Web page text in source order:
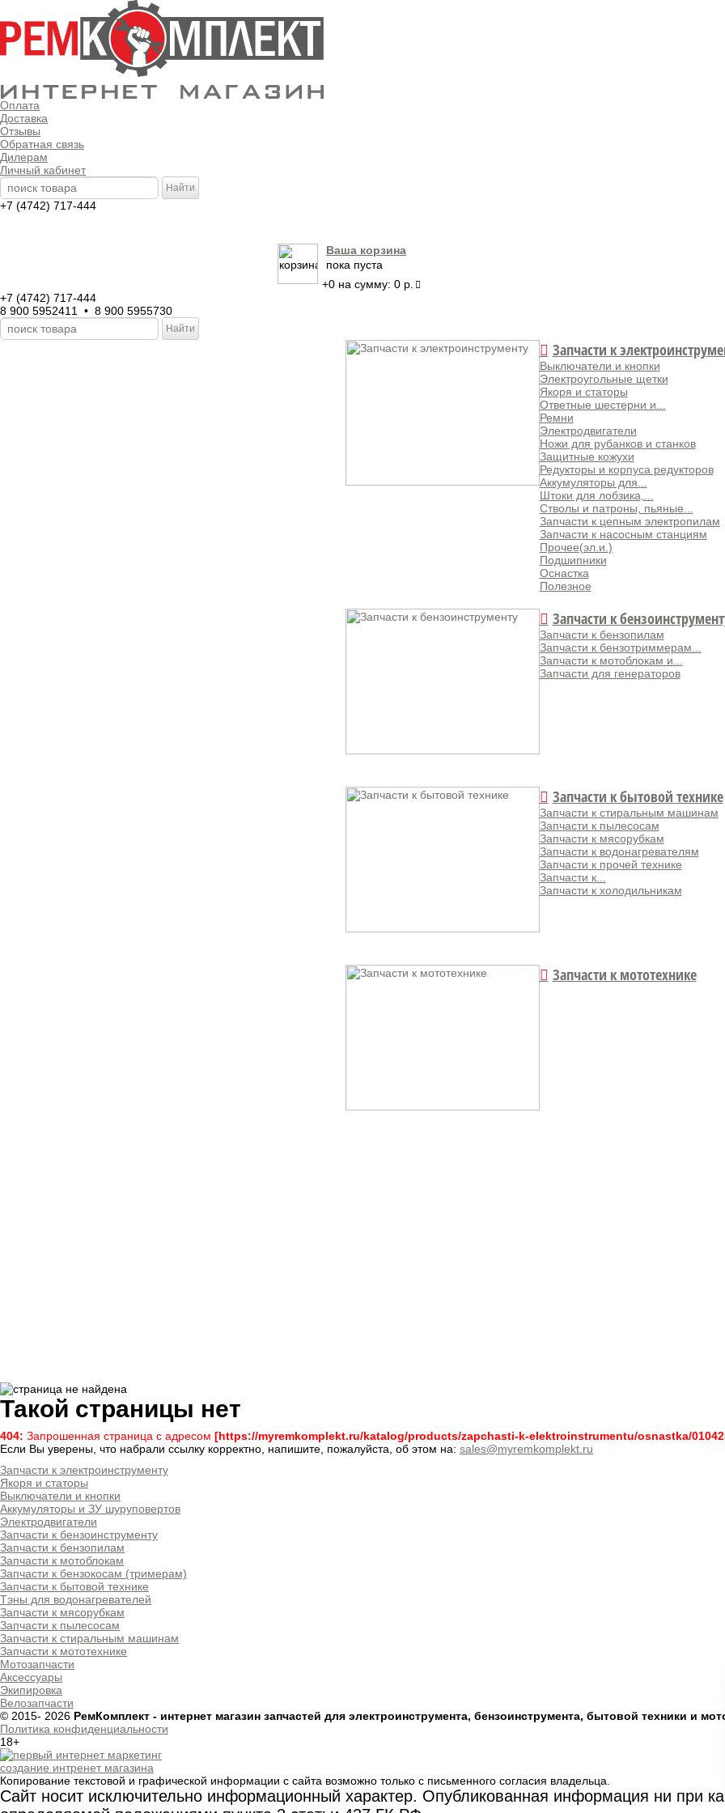
Оплата
Доставка
Отзывы
Обратная связь
Дилерам
Личный кабинет
+7 (4742) 717-444
Ваша корзина
пока пуста
+0 на сумму: 0 р.
+7 (4742) 717-444
8 900 5952411 • 8 900 5955730
Запчасти к
Выключатели и кнопки
Электроугольные щетки
Якоря и статоры
Ответные шестерни и...
Ремни
Электродвигатели
Ножи для рубанков и станков
Защитные кожухи
Редукторы и корпуса редукторов
Аккумуляторы для...
Штоки для лобзика,...
Стволы и патроны, пьяные...
Запчасти к цепным электропилам
Запчасти к насосным станциям
Прочее(эл.и.)
Подшипники
Оснастка
Полезное
Запчасти к
Запчасти к бензопилам
Запчасти к бензотриммерам...
Запчасти к мотоблокам и...
Запчасти для генераторов
Запчасти к бытовой технике
Запчасти к стиральным машинам
Запчасти к пылесосам
Запчасти к мясорубкам
Запчасти к водонагревателям
Запчасти к прочей технике
Запчасти к...
Запчасти к холодильникам
Запчасти к мототехнике
Такой страницы нет
404: Запрошенная страница с адресом [https://myremkomplekt.ru/katalog/products/zapchasti-k-elektroinstrumentu/osnastka/
Если Вы уверены, что набрали ссылку корректно, напишите, пожалуйста, об этом на: sales@myremkomplekt.ru
Запчасти к электроинструменту
Якоря и статоры
Выключатели и кнопки
Аккумуляторы и ЗУ шуруповертов
Электродвигатели
Запчасти к бензоинструменту
Запчасти к бензопилам
Запчасти к мотоблокам
Запчасти к бензокосам (тримерам)
Запчасти к бытовой технике
Тэны для водонагревателей
Запчасти к мясорубкам
Запчасти к пылесосам
Запчасти к стиральным машинам
Запчасти к мототехнике
Мотозапчасти
Аксессуары
Экипировка
Велозапчасти
© 2015- 2026 РемКомплект - интернет магазин запчастей для электроинструмента, бензоинструмента, бытовой техники и
Политика конфиденциальности
18+
создание интренет магазина
Копирование текстовой и графической информации с сайта возможно только с письменного согласия владельца.
Сайт носит исключительно информационный характер. Опубликованная информация ни при